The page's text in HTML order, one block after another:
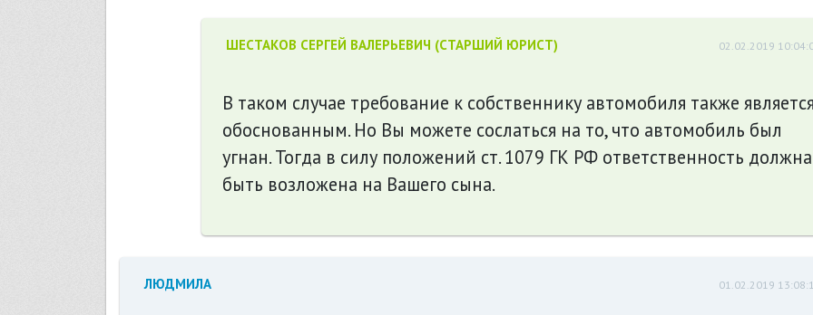
ШЕСТАКОВ СЕРГЕЙ ВАЛЕРЬЕВИЧ (СТАРШИЙ ЮРИСТ) 02.02.2019
В таком случае требование к собственнику автомобиля также
обоснованным. Но Вы можете сослаться на то, что автомобиль был
угнан. Тогда в силу положений ст. 1079 ГК РФ ответственность должна
быть возложена на Вашего сына.
ЛЮДМИЛА 01.02.2019